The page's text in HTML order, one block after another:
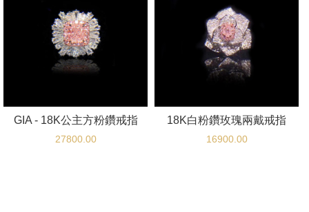
GIA - 18K公主方粉鑽戒指
27800.00
18K白粉鑽玫瑰兩戴戒指
16900.00